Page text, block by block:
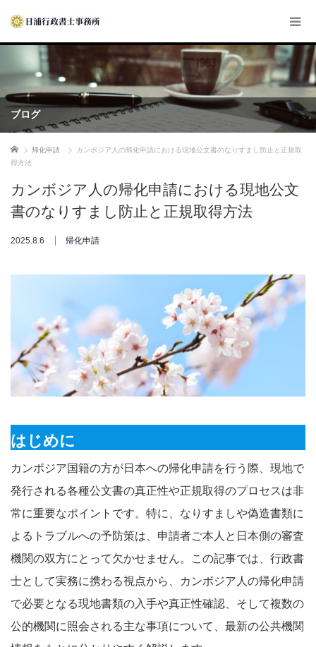
ブログ
ホーム 帰化申請
カンボジア人の帰化申請における現地公文書のなりすまし防止と正規取
得方法
カンボジア人の帰化申請における現地公文
書のなりすまし防止と正規取得方法
2025.8.6 帰化申請
はじめに
カンボジア国籍の方が日本への帰化申請を行う際、現地で
発行される各種公文書の真正性や正規取得のプロセスは非
常に重要なポイントです。特に、なりすましや偽造書類に
よるトラブルへの予防策は、申請者ご本人と日本側の審査
機関の双方にとって欠かせません。この記事では、行政書
士として実務に携わる視点から、カンボジア人の帰化申請
で必要となる現地書類の入手や真正性確認、そして複数の
公的機関に照会される主な事項について、最新の公共機関